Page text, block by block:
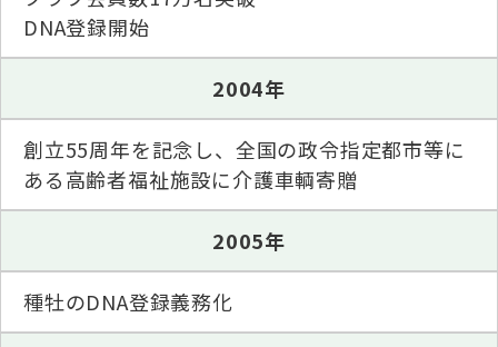
DNA登録開始
2004年
創立55周年を記念し、全国の政令指定都市等に
ある高齢者福祉施設に介護車輌寄贈
2005年
種牡のDNA登録義務化